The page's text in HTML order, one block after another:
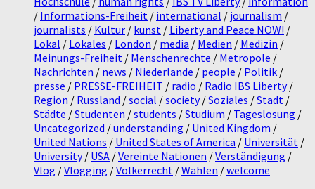
/ Informations-Freiheit / international / journalism /
journalists / Kultur / kunst / Liberty and Peace NOW! /
Lokal / Lokales / London / media / Medien / Medizin /
Meinungs-Freiheit / Menschenrechte / Metropole /
Nachrichten / news / Niederlande / people / Politik /
presse / PRESSE-FREIHEIT / radio / Radio IBS Liberty /
Region / Russland /social /society /Soziales /Stadt /
Städte /Studenten /students /Studium / Tageslosung /
Uncategorized /understanding / United Kingdom /
United Nations / United States of America / Universität /
University / USA /Vereinte Nationen /Verständigung /
Vlog /Vlogging /Völkerrecht /Wahlen /welcome